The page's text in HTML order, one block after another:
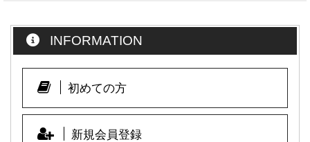
e
b
o
o
k
INFORMATION
初めての方
新規会員登録